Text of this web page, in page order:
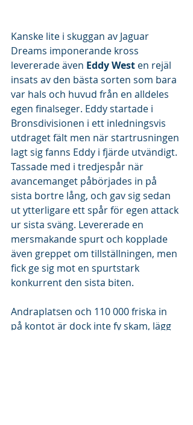
Kanske lite i skuggan av Jaguar
Dreams imponerande kross
levererade även Eddy West en rejäl
insats av den bästa sorten som bara
var hals och huvud från en alldeles
egen finalseger. Eddy startade i
Bronsdivisionen i ett inledningsvis
utdraget fält men när startrusningen
lagt sig fanns Eddy i fjärde utvändigt.
Tassade med i tredjespår när
avancemanget påbörjades in på
sista bortre lång, och gav sig sedan
ut ytterligare ett spår för egen attack
ur sista sväng. Levererade en
mersmakande spurt och kopplade
även greppet om tillställningen, men
fick ge sig mot en spurtstark
konkurrent den sista biten.
Andraplatsen och 110 000 friska in
på kontot är dock inte fy skam, lägg